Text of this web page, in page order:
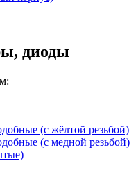
диоды
(с жёлтой резьбой)
(с медной резьбой)